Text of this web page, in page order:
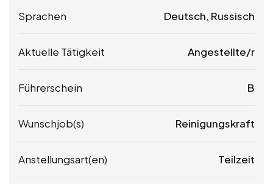
Sprachen Deutsch, Russisch
Aktuelle Tätigkeit Angestellte/r
Führerschein B
Wunschjob(s) Reinigungskraft
Anstellungsart(en) Teilzeit